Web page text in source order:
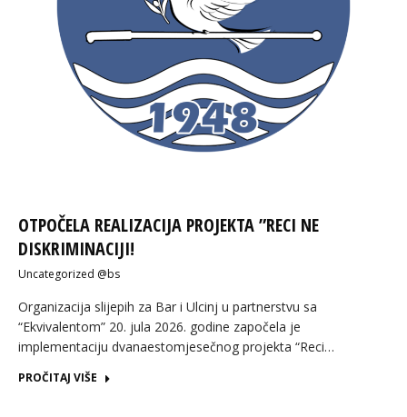
OTPOČELA REALIZACIJA PROJEKTA ”RECI NE
DISKRIMINACIJI!
Uncategorized @bs
Organizacija slijepih za Bar i Ulcinj u partnerstvu sa
“Ekvivalentom” 20. jula 2026. godine započela je
implementaciju dvanaestomjesečnog projekta “Reci…
PROČITAJ VIŠE